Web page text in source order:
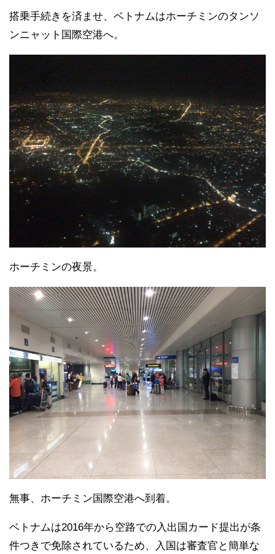
搭乗手続きを済ませ、ベトナムはホーチミンのタンソ
ンニャット国際空港へ。
ホーチミンの夜景。
無事、ホーチミン国際空港へ到着。
ベトナムは2016年から空路での入出国カード提出が条
件つきで免除されているため、入国は審査官と簡単な